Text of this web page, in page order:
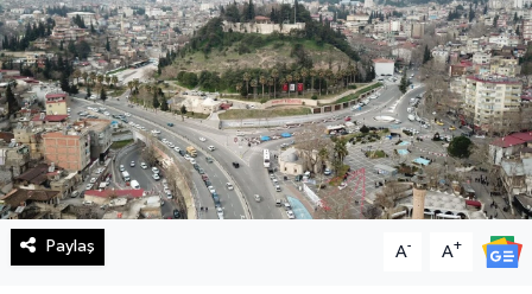
Paylaş A- A+
Manşet Altı
Manşetler
Resmi İlan
Sağlık
Spor